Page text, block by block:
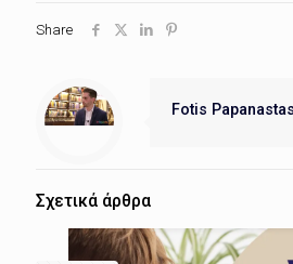
Share
Fotis
Σχετικά άρθρα